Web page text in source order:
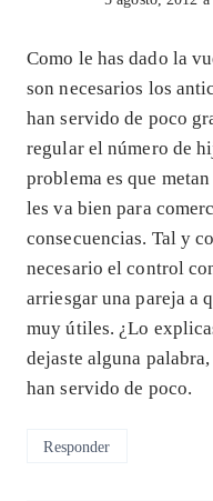
Como le has dado la
son necesarios los
han servido de poco
regular el número de
problema es que
les va bien para
consecuencias. Tal y
necesario el control
arriesgar una pareja a
muy útiles. ¿Lo
dejaste alguna
han servido de poco.
Responder